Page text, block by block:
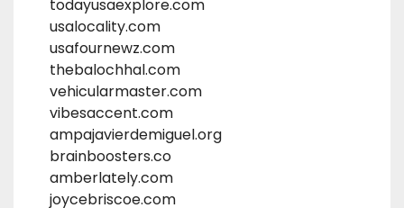
todayusaexplore.com
usalocality.com
usafournewz.com
thebalochhal.com
vehicularmaster.com
vibesaccent.com
ampajavierdemiguel.org
brainboosters.co
amberlately.com
joycebriscoe.com